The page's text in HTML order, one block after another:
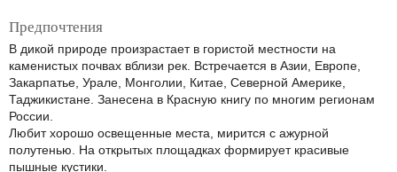
Предпочтения
В дикой природе произрастает в гористой местности на
каменистых почвах вблизи рек. Встречается в Азии, Европе,
Закарпатье, Урале, Монголии, Китае, Северной Америке,
Таджикистане. Занесена в Красную книгу по многим регионам
России.
Любит хорошо освещенные места, мирится с ажурной
полутенью. На открытых площадках формирует красивые
пышные кустики.